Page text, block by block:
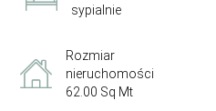
sypialnie
Rozmiar
nieruchomości
62.00 Sq Mt